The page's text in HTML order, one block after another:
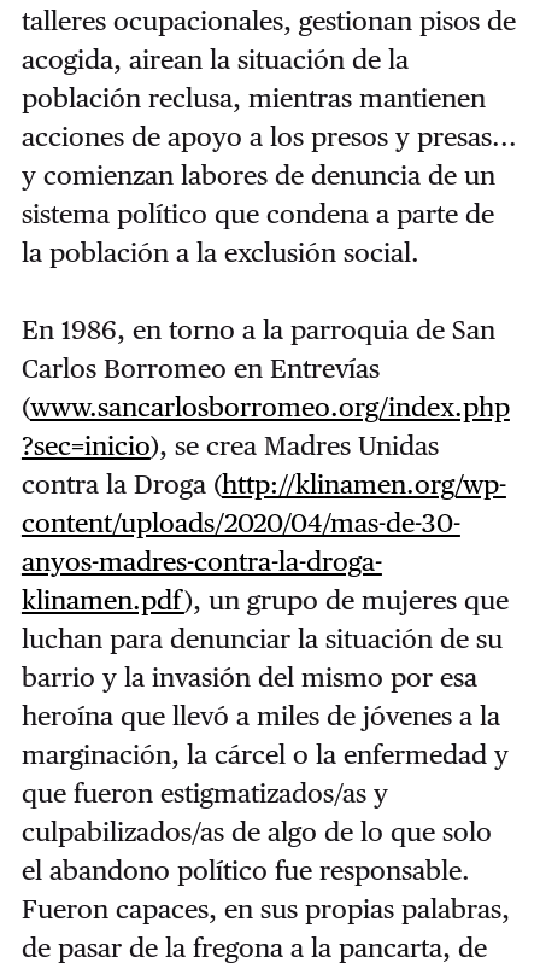
talleres ocupacionales, gestionan pisos de
acogida, airean la situación de la
población reclusa, mientras mantienen
acciones de apoyo a los presos y presas...
y comienzan labores de denuncia de un
sistema político que condena a parte de
la población a la exclusión social.
En 1986, en torno a la parroquia de San
Carlos Borromeo en Entrevías
(www.sancarlosborromeo.org/index.php
?sec=inicio), se crea Madres Unidas
contra la Droga (http://klinamen.org/wp-
content/uploads/2020/04/mas-de-30-
anyos-madres-contra-la-droga-
klinamen.pdf), un grupo de mujeres que
luchan para denunciar la situación de su
barrio y la invasión del mismo por esa
heroína que llevó a miles de jóvenes a la
marginación, la cárcel o la enfermedad y
que fueron estigmatizados/as y
culpabilizados/as de algo de lo que solo
el abandono político fue responsable.
Fueron capaces, en sus propias palabras,
de pasar de la fregona a la pancarta, de